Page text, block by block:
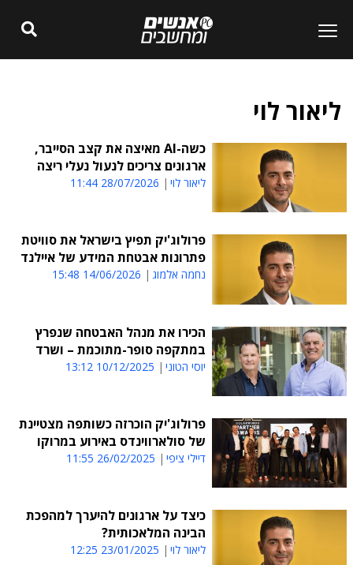
ליאור לוי
כשה-AI מאיצה את קצב הסייבר,
ארגונים צריכים לנעול נעלי ריצה
ליאור לוי 28/07/2026 11:44
פרולוג'יק תפיץ בישראל את סוויטת
פתרונות אבטחת המידע של איילנד
נחמה אלמוג 14/06/2026 15:48
הכירו את מנהל האבטחה שנפרץ
במתקפה סופר-מתוכמת – ושרד
יוסי הטוני 10/12/2025 13:12
פרולוג'יק הוכרזה כשותפה מצטיינת
של סולארווינדס באירוע במרוקו
דיילי ציפי 26/02/2025 11:55
כיצד על ארגונים להיערך למהפכת
הבינה המלאכותית?
ליאור לוי 23/01/2025 12:25